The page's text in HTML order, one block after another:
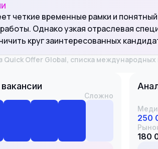
четкие временные рамки и
Однако узкая отраслевая
круг заинтересованных
Quick Offer Global, списка
Сложно
250
180